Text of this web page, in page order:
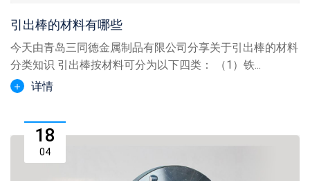
引出棒的材料有哪些
今天由青岛三同德金属制品有限公司分享关于引出棒的材料
分类知识 引出棒按材料可分为以下四类： （1）铁...
详情
18
04